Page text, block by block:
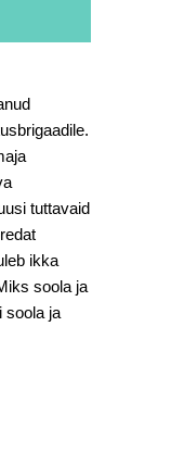
tuttavaid
ikka
soola ja
soola ja